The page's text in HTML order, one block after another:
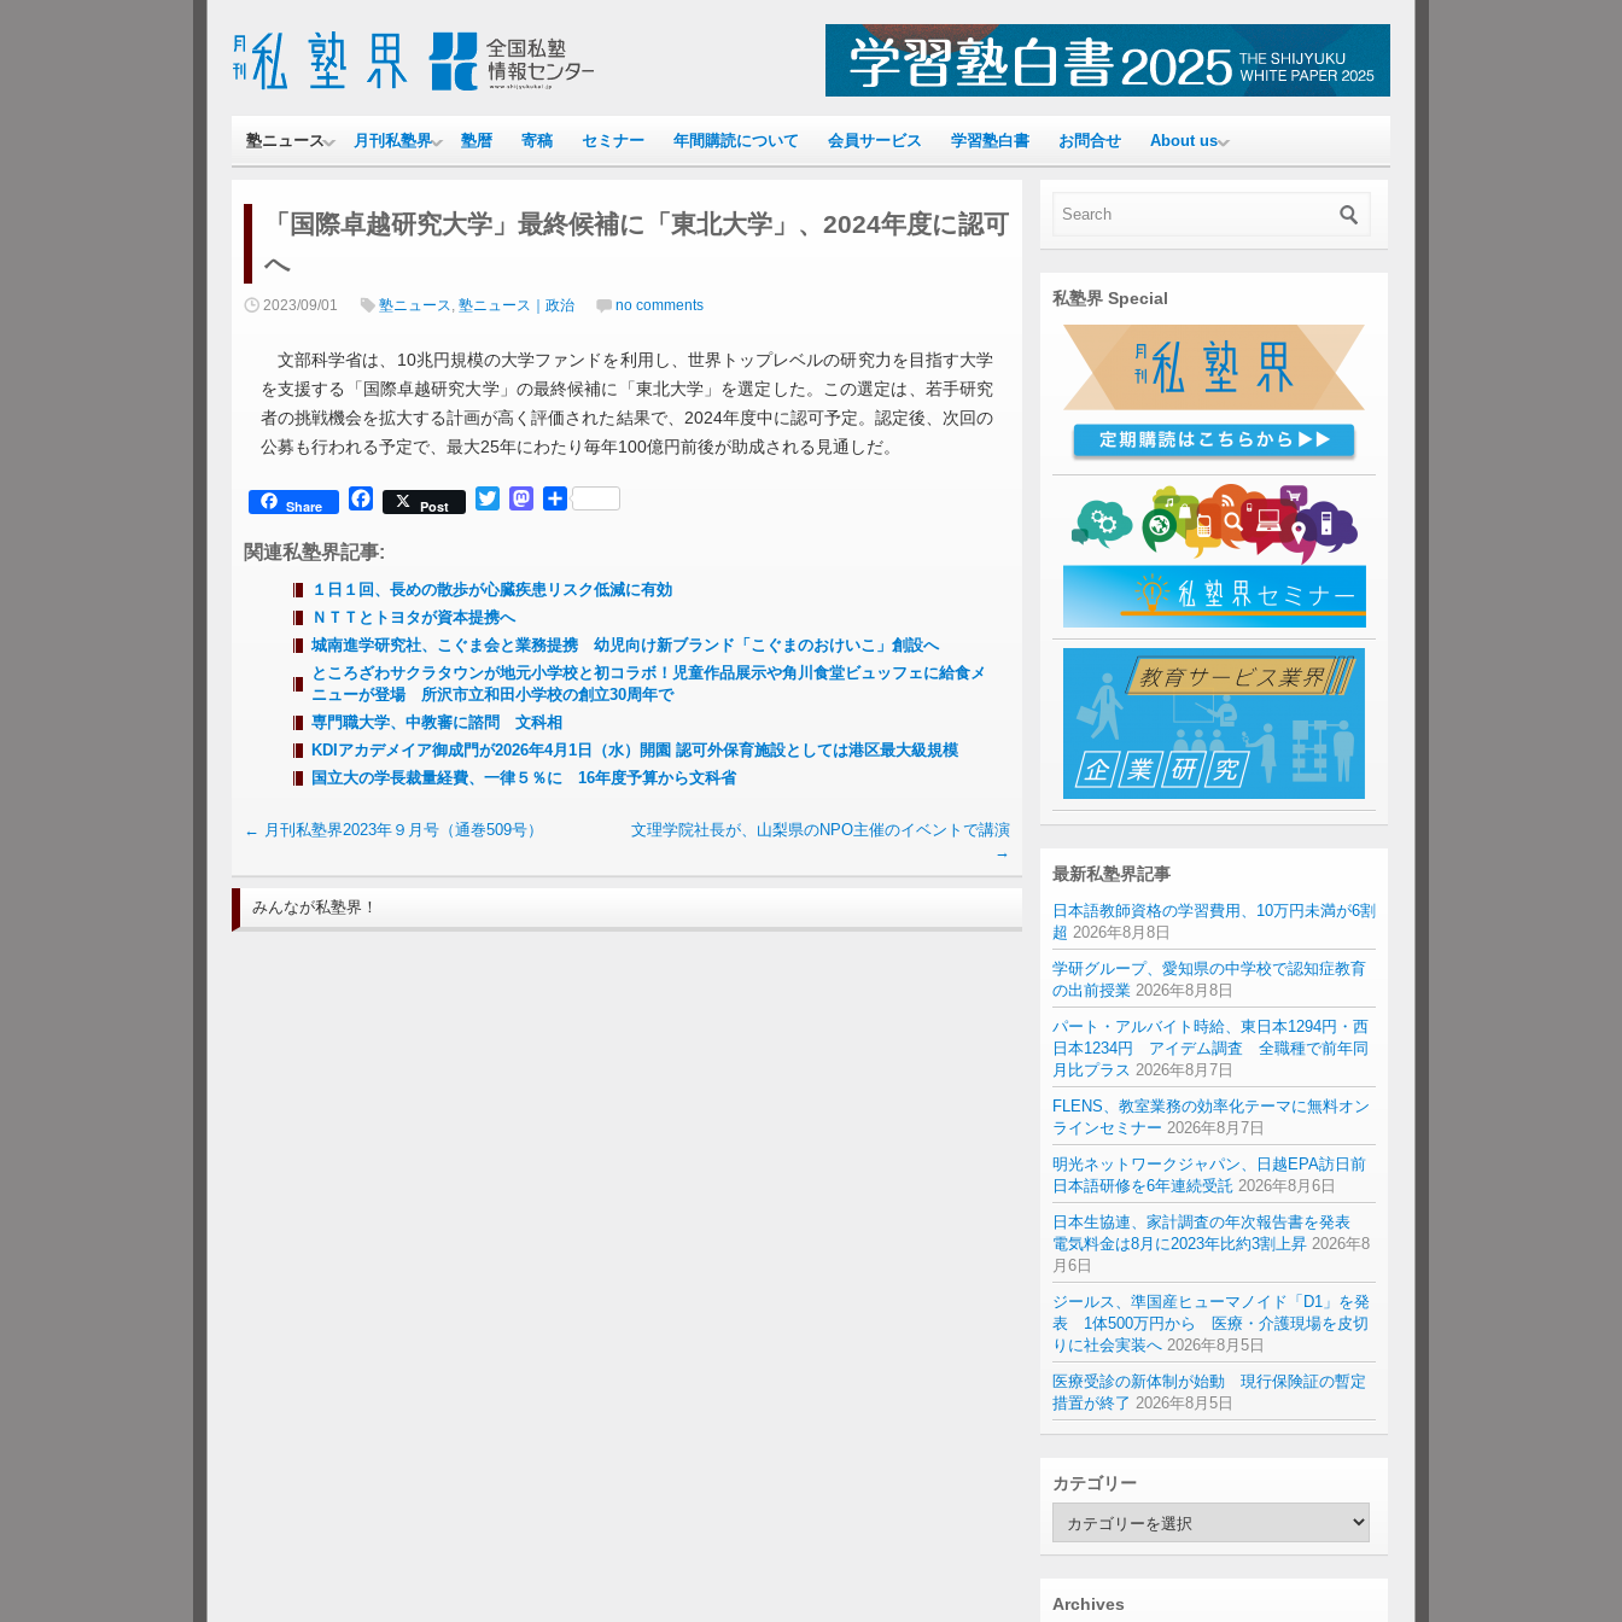
塾ニュース 月刊私塾界 塾暦 寄稿 セミナー 年間購読について 会員サービス 学習塾白書 お問合せ About us
「国際卓越研究大学」最終候補に「東北大学」、2024年度に認可
へ
2023/09/01 塾ニュース, 塾ニュース｜政治 no comments
文部科学省は、10兆円規模の大学ファンドを利用し、世界トップレベルの研究力を目指す大学
を支援する「国際卓越研究大学」の最終候補に「東北大学」を選定した。この選定は、若手研究
者の挑戦機会を拡大する計画が高く評価された結果で、2024年度中に認可予定。認定後、次回の
公募も行われる予定で、最大25年にわたり毎年100億円前後が助成される見通しだ。
Share Facebook
Post TwitterMastodon
共
関連私塾界記事:
１日１回、長めの散歩が心臓疾患リスク低減に有効
ＮＴＴとトヨタが資本提携へ
城南進学研究社、こぐま会と業務提携 幼児向け新ブランド「こぐまのおけいこ」創設へ
ところざわサクラタウンが地元小学校と初コラボ！児童作品展示や角川食堂ビュッフェに給食メ
ニューが登場 所沢市立和田小学校の創立30周年で
専門職大学、中教審に諮問 文科相
KDIアカデメイア御成門が2026年4月1日（水）開園 認可外保育施設としては港区最大級規模
国立大の学長裁量経費、一律５％に 16年度予算から文科省
← 月刊私塾界2023年９月号（通巻509号）
文理学院社長が、山梨県のNPO主催のイベントで講演
→
みんなが私塾界！
私塾界 Special
最新私塾界記事
日本語教師資格の学習費用、10万円未満が6割
超 2026年8月8日
学研グループ、愛知県の中学校で認知症教育
の出前授業 2026年8月8日
パート・アルバイト時給、東日本1294円・西
日本1234円 アイデム調査 全職種で前年同
月比プラス 2026年8月7日
FLENS、教室業務の効率化テーマに無料オン
ラインセミナー 2026年8月7日
明光ネットワークジャパン、日越EPA訪日前
日本語研修を6年連続受託 2026年8月6日
日本生協連、家計調査の年次報告書を発表
電気料金は8月に2023年比約3割上昇 2026年8
月6日
ジールス、準国産ヒューマノイド「D1」を発
表 1体500万円から 医療・介護現場を皮切
りに社会実装へ 2026年8月5日
医療受診の新体制が始動 現行保険証の暫定
措置が終了 2026年8月5日
カテゴリー
ゴ
ー
Archives